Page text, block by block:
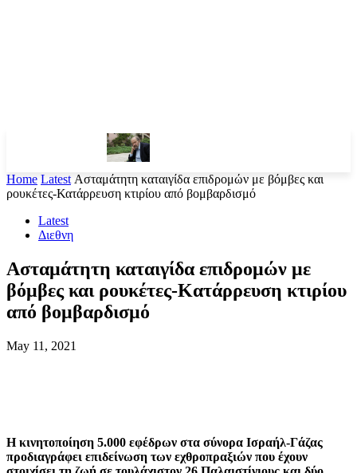
Home Latest Ασταμάτητη καταιγίδα επιδρομών με βόμβες και
ρουκέτες-Κατάρρευση κτιρίου από βομβαρδισμό
Latest
Διεθνη
Ασταμάτητη καταιγίδα επιδρομών με
βόμβες και ρουκέτες-Κατάρρευση κτιρίου
από βομβαρδισμό
May 11, 2021
Η κινητοποίηση 5.000 εφέδρων στα σύνορα Ισραήλ-Γάζας
προδιαγράφει επιδείνωση των εχθροπραξιών που έχουν